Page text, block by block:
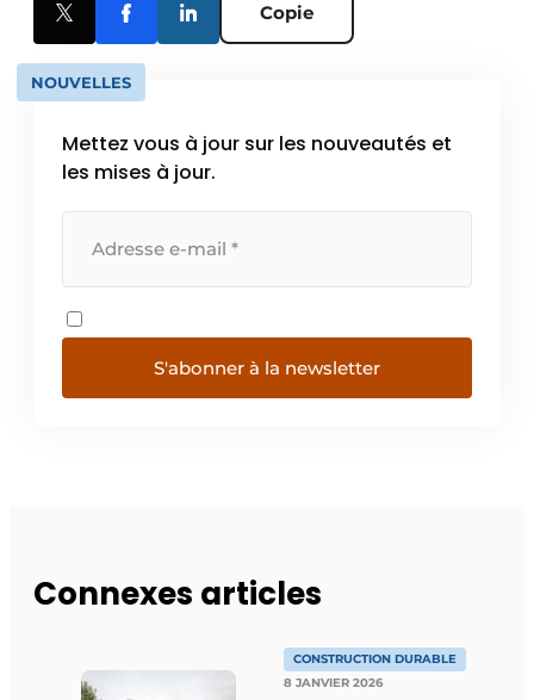
Copie
NOUVELLES
Mettez vous à jour sur les nouveautés et
les mises à jour.
S'abonner à la newsletter
Connexes articles
CONSTRUCTION DURABLE
8 JANVIER 2026